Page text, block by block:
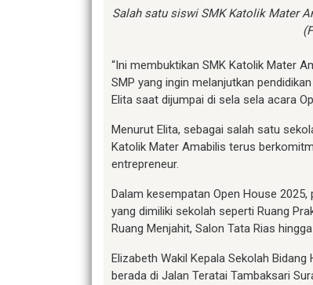
Salah satu siswi SMK Katolik Mater
“Ini membuktikan SMK Katolik Mater
SMP yang ingin melanjutkan
Elita saat dijumpai di sela sela acara
Menurut Elita, sebagai salah satu
Katolik Mater Amabilis terus
entrepreneur.
Dalam kesempatan Open House
yang dimiliki sekolah seperti Ruang
Ruang Menjahit, Salon Tata Rias
Elizabeth Wakil Kepala Sekolah
berada di Jalan Teratai Tambaksari